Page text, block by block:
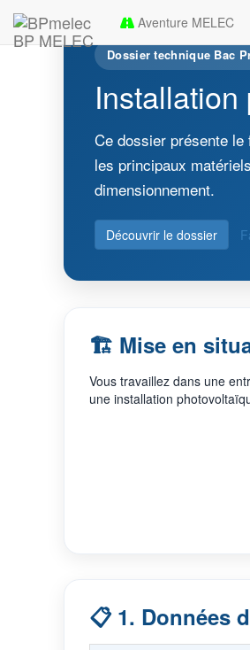
BP MELEC
Aventure MELEC
Dossier technique Bac
Ce dossier présente le
les principaux
dimensionnement.
Découvrir le dossier
🏗️ Mise en
Vous travaillez dans une
une installation
📋 1. Données